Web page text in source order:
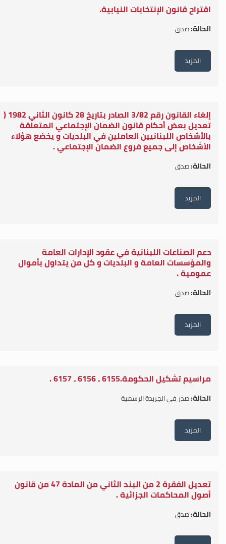
اقتراح قانون الإنتخابات النيابية.
الحالة:صدق
المزيد
إلغاء القانون رقم 3/82 الصادر بتاريخ 28 كانون الثاني 1982 (
تعديل بعض أحكام قانون الضمان الإجتماعي المتعلقة
بالأشخاص اللبنانيين العاملين في البلديات و يخضع هؤلاء
الأشخاص إلى جميع فروع الضمان الإجتماعي .
الحالة:صدق
المزيد
دعم الصناعات اللبنانية في عقود الإدارات العامة
والمؤسسات العامة و البلديات و كل من يتداول بأموال
عمومية .
الحالة:صدق
المزيد
مراسيم تشكيل الحكومة.6155 ـ 6156 ـ 6157 .
الحالة:صدر في الجريدة الرسمية
المزيد
تعديل الفقرة 2 من البند الثاني من المادة 47 من قانون
أصول المحاكمات الجزائية .
الحالة:صدق